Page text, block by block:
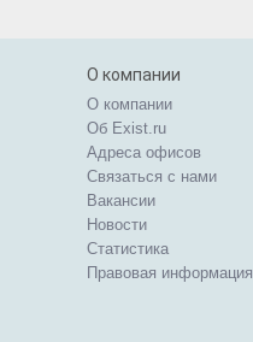
О компании
О компании
Об Exist.ru
Адреса офисов
Связаться с нами
Вакансии
Новости
Статистика
Правовая информация